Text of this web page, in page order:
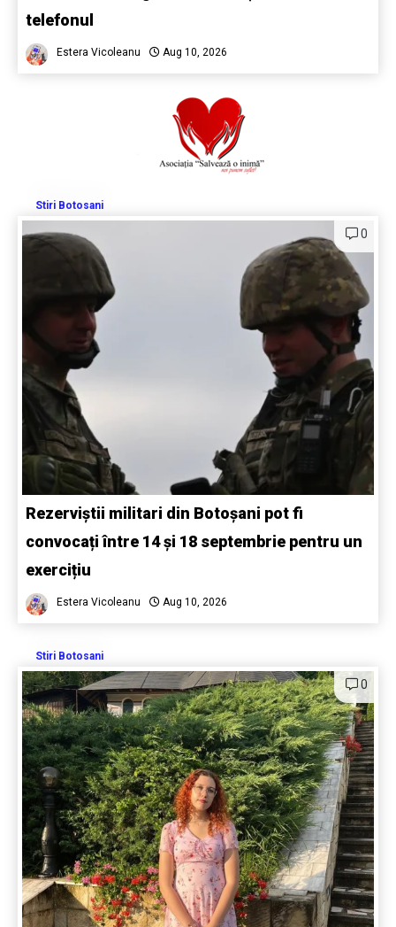
telefonul
Estera Vicoleanu Aug 10, 2026
Stiri Botosani
0
Rezerviștii militari din Botoșani pot fi
convocați între 14 și 18 septembrie pentru un
exercițiu
Estera Vicoleanu Aug 10, 2026
Stiri Botosani
0